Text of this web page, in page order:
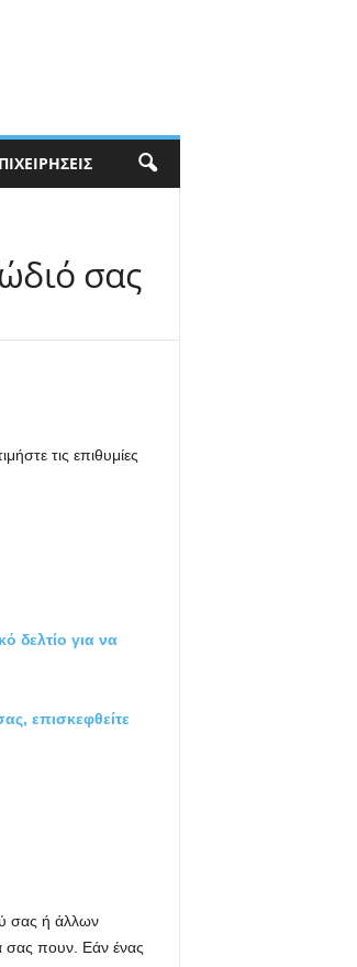
σας
τις επιθυμίες
δελτίο για να
επισκεφθείτε
σας ή άλλων
σας πουν. Εάν ένας